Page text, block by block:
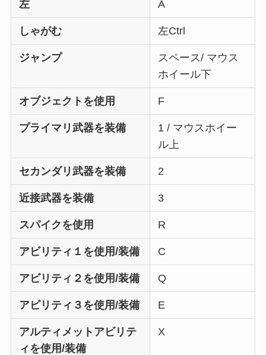
左 A
しゃがむ 左Ctrl
ジャンプ
スペース/ マウス
ホイール下
オブジェクトを使用 F
プライマリ武器を装備
1 / マウスホイー
ル上
セカンダリ武器を装備 2
近接武器を装備 3
スパイクを使用 R
アビリティ１を使用/装備 C
アビリティ２を使用/装備 Q
アビリティ３を使用/装備 E
アルティメットアビリテ
ィを使用/装備
X